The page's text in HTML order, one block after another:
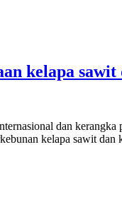
kelapa
dan
kelapa sawit